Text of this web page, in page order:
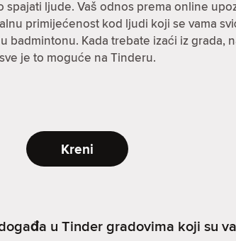
spajati ljude. Vaš odnos prema online
primijećenost kod ljudi koji se vama
Kada trebate izaći iz grada,
je to moguće na Tinderu.
Kreni
u Tinder gradovima koji su